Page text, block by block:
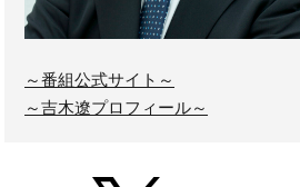
～番組公式サイト～
～吉木遼プロフィール～